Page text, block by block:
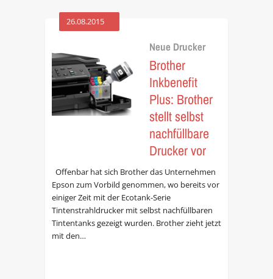
26.08.2015
Neue Drucker
Brother
Inkbenefit
Plus: Brother
stellt selbst
nachfüllbare
Drucker vor
Offenbar hat sich Brother das Unternehmen
Epson zum Vorbild genommen, wo bereits vor
einiger Zeit mit der Ecotank-Serie
Tintenstrahldrucker mit selbst nachfüllbaren
Tintentanks gezeigt wurden. Brother zieht jetzt
mit den…